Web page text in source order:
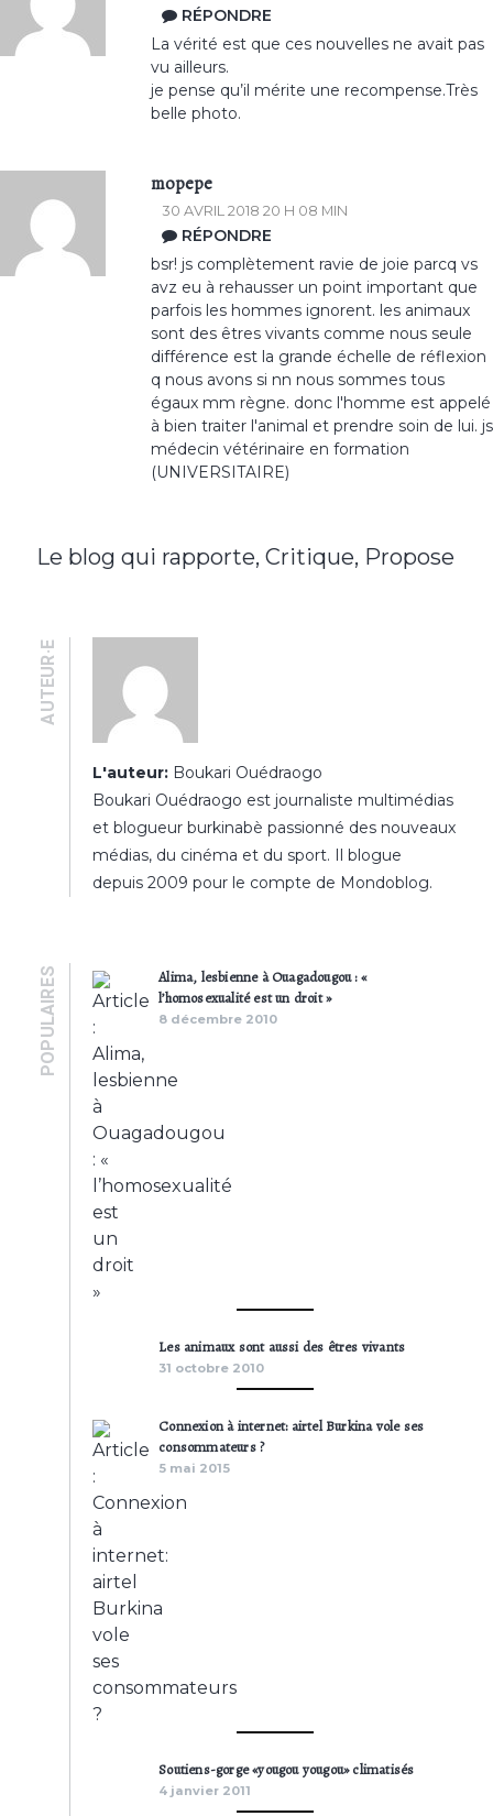
RÉPONDRE
La vérité est que ces nouvelles ne avait pas
vu ailleurs.
je pense qu’il mérite une recompense.Très
belle photo.
mopepe
30 AVRIL 2018 20 H 08 MIN
RÉPONDRE
bsr! js complètement ravie de joie parcq vs
avz eu à rehausser un point important que
parfois les hommes ignorent. les animaux
sont des êtres vivants comme nous seule
différence est la grande échelle de réflexion
q nous avons si nn nous sommes tous
égaux mm règne. donc l'homme est appelé
à bien traiter l'animal et prendre soin de lui. js
médecin vétérinaire en formation
(UNIVERSITAIRE)
Le blog qui rapporte, Critique, Propose
AUTEUR·E
L'auteur: Boukari Ouédraogo
Boukari Ouédraogo est journaliste multimédias
et blogueur burkinabè passionné des nouveaux
médias, du cinéma et du sport. Il blogue
depuis 2009 pour le compte de Mondoblog.
POPULAIRES
Alima, lesbienne à Ouagadougou : «
l’homosexualité est un droit »
8 décembre 2010
Les animaux sont aussi des êtres vivants
31 octobre 2010
Connexion à internet: airtel Burkina vole ses
consommateurs ?
5 mai 2015
Soutiens-gorge «yougou yougou» climatisés
4 janvier 2011